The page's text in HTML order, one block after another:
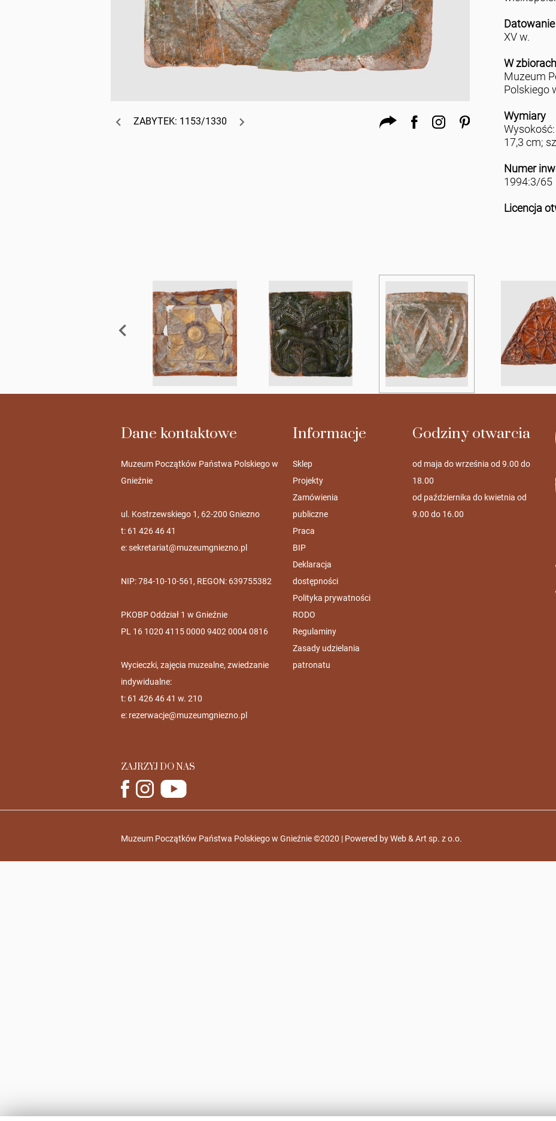
ZABYTEK: 1153/1330
Datowanie
XV w.
W zbiorach
Muzeum
Polskiego
Wymiary
17,3 cm;
Numer
1994:3/65
Licencja
Dane kontaktowe
Muzeum Początków Państwa Polskiego w
Gnieźnie
ul. Kostrzewskiego 1, 62-200 Gniezno
t: 61 426 46 41
e:sekretariat@muzeumgniezno.pl
NIP: 784-10-10-561, REGON: 639755382
PKOBP Oddział 1 w Gnieźnie
PL 16 1020 4115 0000 9402 0004 0816
Wycieczki, zajęcia muzealne, zwiedzanie
indywidualne:
t: 61 426 46 41 w. 210
e: rezerwacje@muzeumgniezno.pl
ZAJRZYJ DO NAS
Informacje
Sklep
Projekty
Zamówienia
publiczne
Praca
BIP
Deklaracja
dostępności
Polityka prywatności
RODO
Regulaminy
Zasady udzielania
patronatu
Godziny otwarcia
od maja do września od 9.00 do
18.00
od października do kwietnia od
9.00 do 16.00
Muzeum Początków Państwa Polskiego w Gnieźnie ©2020 | Powered byWeb & Art sp. z o.o.